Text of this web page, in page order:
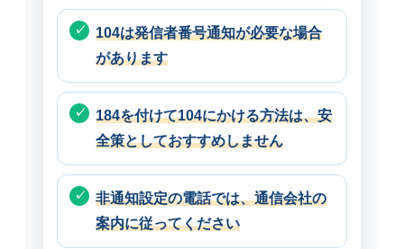
104は発信者番号通知が必要な場合
があります
184を付けて104にかける方法は、安
全策としておすすめしません
非通知設定の電話では、通信会社の
案内に従ってください